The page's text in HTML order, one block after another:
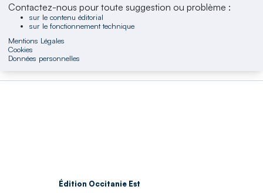
Contactez-nous pour toute suggestion ou problème :
sur le contenu éditorial
sur le fonctionnement technique
Mentions Légales
Cookies
Données personnelles
Édition Occitanie Est